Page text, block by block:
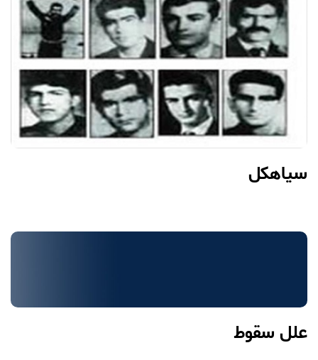
سیاهکل
علل سقوط